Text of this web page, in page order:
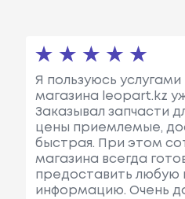
Я пользуюсь
магазина leopart.kz
Заказывал запчасти
цены приемлемые,
быстрая. При этом
магазина всегда
предоставить любую
информацию. Очень